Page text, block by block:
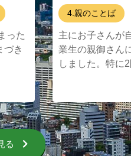
った
づき
ひきこもり
4.親のことば
主にお子さんが
業生の親御さん
しました。特に
る